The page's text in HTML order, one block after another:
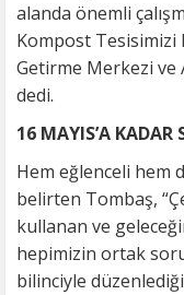
alanda önemli
Kompost Tesisimizi
Getirme Merkezi ve
dedi.
16 MAYIS’A KADAR
Hem eğlenceli hem
belirten Tombaş,
kullanan ve
hepimizin ortak
bilinciyle